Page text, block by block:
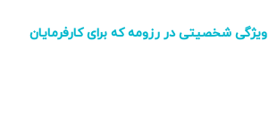
۶ ویژگی شخصیتی در رزومه که برای کارفرمایان